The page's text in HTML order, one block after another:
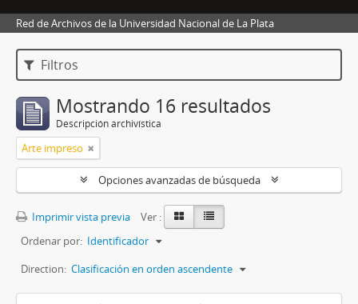
Red de Archivos de la Universidad Nacional de La Plata
Filtros
Mostrando 16 resultados
Descripción archivística
Arte impreso
Opciones avanzadas de búsqueda
Imprimir vista previa
Ver :
Ordenar por: Identificador
Direction: Clasificación en orden ascendente